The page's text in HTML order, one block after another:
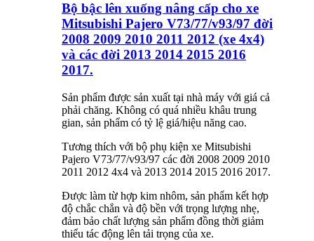
Bộ bậc lên xuống nâng cấp cho xe
Mitsubishi Pajero V73/77/v93/97 đời
2008 2009 2010 2011 2012 (xe 4x4)
và các đời 2013 2014 2015 2016
2017.
Sản phẩm được sản xuất tại nhà máy với giá cả
phải chăng. Không có quá nhiều khâu trung
gian, sản phẩm có tỷ lệ giá/hiệu năng cao.
Tương thích với bộ phụ kiện xe Mitsubishi
Pajero V73/77/v93/97 các đời 2008 2009 2010
2011 2012 4x4 và 2013 2014 2015 2016 2017.
Được làm từ hợp kim nhôm, sản phẩm kết hợp
độ chắc chắn và độ bền với trọng lượng nhẹ,
đảm bảo chất lượng sản phẩm đồng thời giảm
thiểu tác động lên tải trọng của xe.